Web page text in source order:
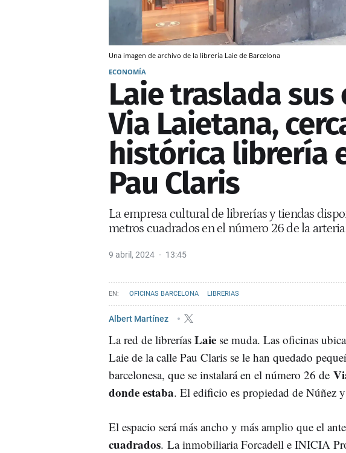
Una imagen de archivo de la librería Laie de Barcelona
ECONOMÍA
Laie traslada sus
Via Laietana,
histórica librería
Pau Claris
La empresa cultural de librerías y tiendas
metros cuadrados en el número 26 de la
9 abril, 2024 13:45
OFICINAS BARCELONA LIBRERIAS
Albert Martínez
La red de librerías Laie se muda. Las oficinas
Laie de la calle Pau Claris se le han quedado
barcelonesa, que se instalará en el número 26 de
donde estaba. El edificio es propiedad de Núñez
El espacio será más ancho y más amplio que el
cuadrados. La inmobiliaria Forcadell e INICIA